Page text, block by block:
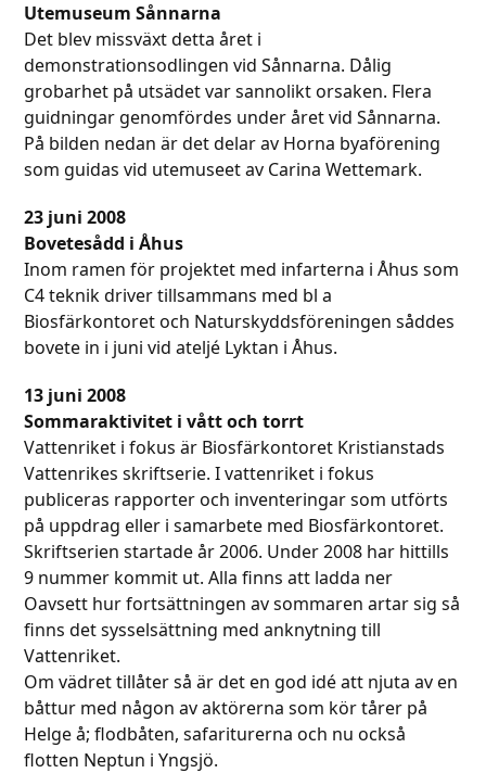
Utemuseum Sånnarna
Det blev missväxt detta året i
demonstrationsodlingen vid Sånnarna. Dålig
grobarhet på utsädet var sannolikt orsaken. Flera
guidningar genomfördes under året vid Sånnarna.
På bilden nedan är det delar av Horna byaförening
som guidas vid utemuseet av Carina Wettemark.
23 juni 2008
Bovetesådd i Åhus
Inom ramen för projektet med infarterna i Åhus som
C4 teknik driver tillsammans med bl a
Biosfärkontoret och Naturskyddsföreningen såddes
bovete in i juni vid ateljé Lyktan i Åhus.
13 juni 2008
Sommaraktivitet i vått och torrt
Vattenriket i fokus är Biosfärkontoret Kristianstads
Vattenrikes skriftserie. I vattenriket i fokus
publiceras rapporter och inventeringar som utförts
på uppdrag eller i samarbete med Biosfärkontoret.
Skriftserien startade år 2006. Under 2008 har hittills
9 nummer kommit ut. Alla finns att ladda ner
Oavsett hur fortsättningen av sommaren artar sig så
finns det sysselsättning med anknytning till
Vattenriket.
Om vädret tillåter så är det en god idé att njuta av en
båttur med någon av aktörerna som kör tårer på
Helge å; flodbåten, safariturerna och nu också
flotten Neptun i Yngsjö.